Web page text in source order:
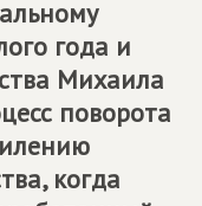
года и
Михаила
поворота
когда